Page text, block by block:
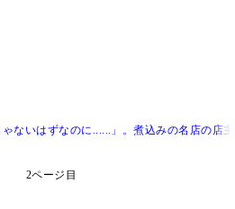
ゃないはずなのに......」。煮込みの名店の
2ページ目